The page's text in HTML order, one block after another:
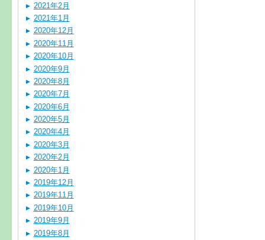
2021年2月
2021年1月
2020年12月
2020年11月
2020年10月
2020年9月
2020年8月
2020年7月
2020年6月
2020年5月
2020年4月
2020年3月
2020年2月
2020年1月
2019年12月
2019年11月
2019年10月
2019年9月
2019年8月